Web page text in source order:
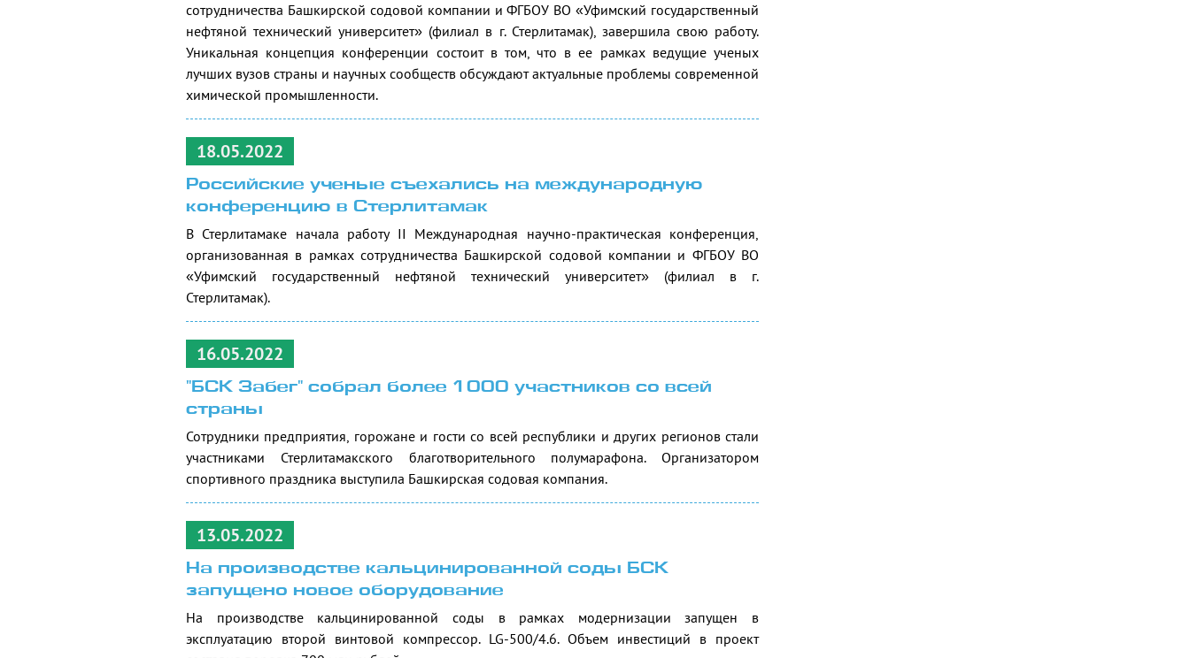
сотрудничества Башкирской содовой компании и ФГБОУ ВО «Уфимский государственный
нефтяной технический университет» (филиал в г. Стерлитамак), завершила свою работу.
Уникальная концепция конференции состоит в том, что в ее рамках ведущие ученых
лучших вузов страны и научных сообществ обсуждают актуальные проблемы современной
химической промышленности.
18.05.2022
Российские ученые съехались на международную
конференцию в Стерлитамак
В Стерлитамаке начала работу II Международная научно-практическая конференция,
организованная в рамках сотрудничества Башкирской содовой компании и ФГБОУ ВО
«Уфимский государственный нефтяной технический университет» (филиал в г.
Стерлитамак).
16.05.2022
"БСК Забег" собрал более 1000 участников со всей
страны
Сотрудники предприятия, горожане и гости со всей республики и других регионов стали
участниками Стерлитамакского благотворительного полумарафона. Организатором
спортивного праздника выступила Башкирская содовая компания.
13.05.2022
На производстве кальцинированной соды БСК
запущено новое оборудование
На производстве кальцинированной соды в рамках модернизации запущен в
эксплуатацию второй винтовой компрессор. LG-500/4.6. Объем инвестиций в проект